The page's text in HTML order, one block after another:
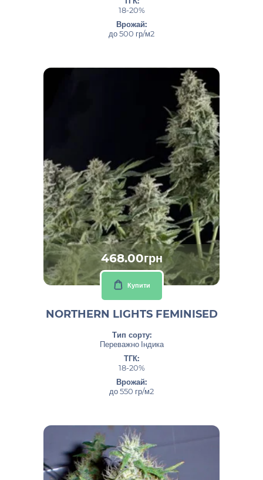
18-20%
Врожай:
до 500 гр/м2
468.00грн
Купити
NORTHERN LIGHTS FEMINISED
Тип сорту:
Переважно Індика
ТГК:
18-20%
Врожай:
до 550 гр/м2